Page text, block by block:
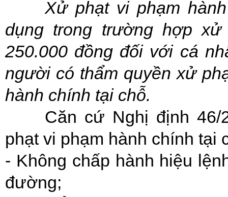
Xử phạt vi phạm
dụng trong trường hợp
250.000 đồng đối với cá
người có thẩm quyền xử
hành chính tại chỗ.
Căn cứ Nghị định 46/
phạt vi phạm hành chính tại
- Không chấp hành hiệu
đường;